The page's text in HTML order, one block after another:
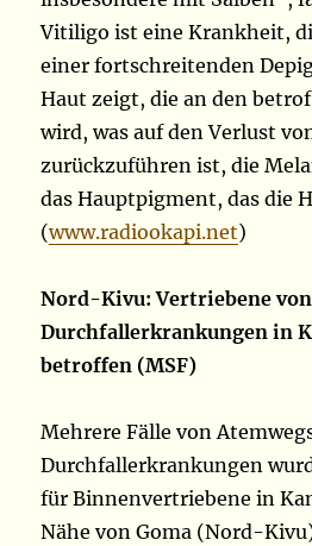
Vitiligo ist eine Krankheit,
einer fortschreitenden
Haut zeigt, die an den
wird, was auf den Verlust
zurückzuführen ist, die
das Hauptpigment, das die
(www.radiookapi.net)
Nord-Kivu: Vertriebene
Durchfallerkrankungen in
betroffen (MSF)
Mehrere Fälle von
Durchfallerkrankungen
für Binnenvertriebene in
Nähe von Goma (Nord-